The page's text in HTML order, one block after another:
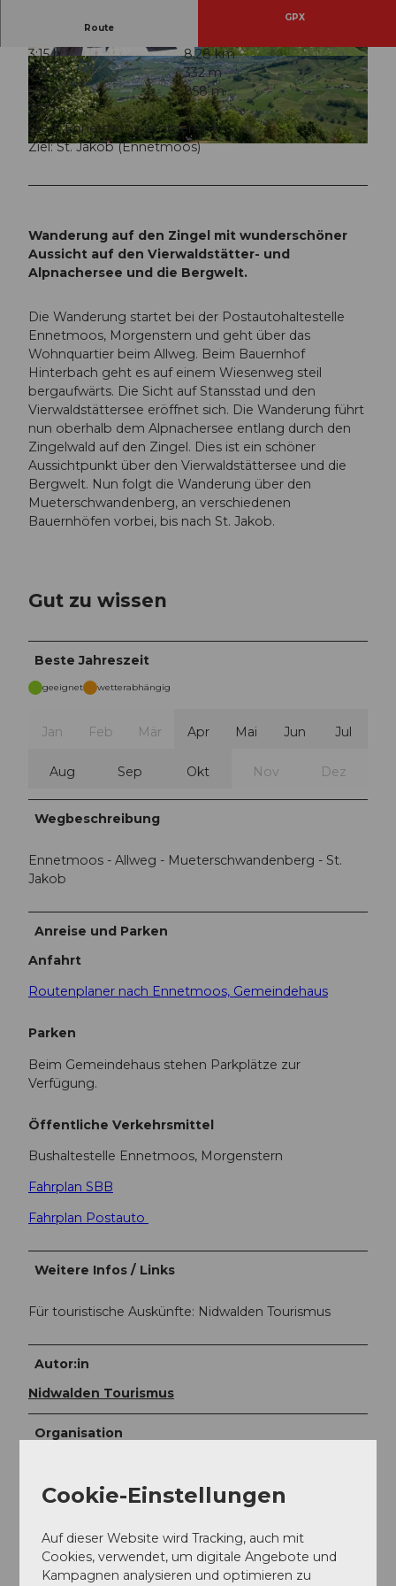
© Nidwalden Tourismus, Nidwalden Tourismus
© Nidwalden Tourismus © Nidwalden Tourismus, Nidwalden Tourismus
Route
GPX
3:15 h
8,28 km
371 m
332 m
501 m
858 m
357 m
Start: Ennetmoos, Morgenstern
Ziel: St. Jakob (Ennetmoos)
Wanderung auf den Zingel mit wunderschöner
Aussicht auf den Vierwaldstätter- und
Alpnachersee und die Bergwelt.
Die Wanderung startet bei der Postautohaltestelle
Ennetmoos, Morgenstern und geht über das
Wohnquartier beim Allweg. Beim Bauernhof
Hinterbach geht es auf einem Wiesenweg steil
bergaufwärts. Die Sicht auf Stansstad und den
Vierwaldstättersee eröffnet sich. Die Wanderung führt
nun oberhalb dem Alpnachersee entlang durch den
Zingelwald auf den Zingel. Dies ist ein schöner
Aussichtpunkt über den Vierwaldstättersee und die
Bergwelt. Nun folgt die Wanderung über den
Mueterschwandenberg, an verschiedenen
Bauernhöfen vorbei, bis nach St. Jakob.
Gut zu wissen
Beste Jahreszeit
geeignet wetterabhängig
Jan Feb Mär Apr Mai Jun Jul
Aug Sep Okt Nov Dez
Wegbeschreibung
Ennetmoos - Allweg - Mueterschwandenberg - St.
Jakob
Anreise und Parken
Anfahrt
Routenplaner nach Ennetmoos, Gemeindehaus
Parken
Beim Gemeindehaus stehen Parkplätze zur
Verfügung.
Öffentliche Verkehrsmittel
Bushaltestelle Ennetmoos, Morgenstern
Fahrplan SBB
Fahrplan Postauto
Weitere Infos / Links
Für touristische Auskünfte: Nidwalden Tourismus
Autor:in
Nidwalden Tourismus
Organisation
Unser Tipp
Bei der Feuerstelle auf dem Zingel die Mittagsrast
einlegen.
Cookie-Einstellungen
Auf dieser Website wird Tracking, auch mit
Cookies, verwendet, um digitale Angebote und
Kampagnen analysieren und optimieren zu